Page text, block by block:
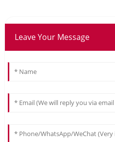
Leave Your Message